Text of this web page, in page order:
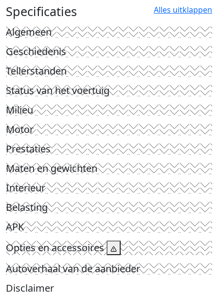
Specificaties Alles uitklappen
Algemeen
Geschiedenis
Tellerstanden
Status van het voertuig
Milieu
Motor
Prestaties
Maten en gewichten
Interieur
Belasting
APK
Opties en accessoires
Autoverhaal van de aanbieder
Disclaimer